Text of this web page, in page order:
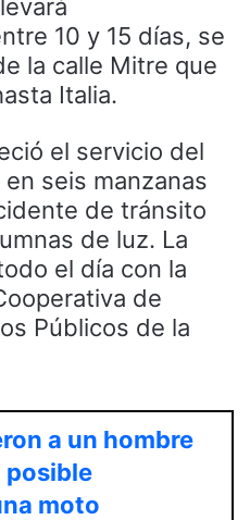
10 y 15 días, se
la calle Mitre que
Italia.
el servicio del
seis manzanas
de tránsito
de luz. La
el día con la
de
Públicos de la
a un hombre
posible
moto